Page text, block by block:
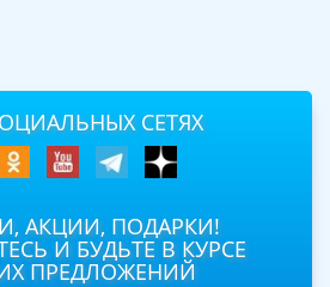
СЕТЯХ
АКЦИИ, ПОДАРКИ!
И БУДЬТЕ В КУРСЕ
ПРЕДЛОЖЕНИЙ